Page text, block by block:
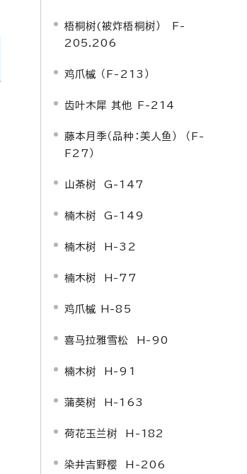
梧桐树(被炸梧桐树） F-
205.206
鸡爪槭 （F-213）
齿叶木犀 其他 F-214
藤本月季（品种：美人鱼） （F-
F27）
山茶树 G-147
楠木树 G-149
楠木树 H-32
楠木树 H-77
鸡爪槭 H-85
喜马拉雅雪松 H-90
楠木树 H-91
蒲葵树 H-163
荷花玉兰树 H-182
染井吉野樱 H-206